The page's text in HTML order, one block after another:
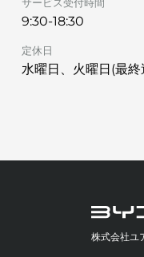
9:30-18:30
定休日
水曜日、火曜日(最
株式会社ユ